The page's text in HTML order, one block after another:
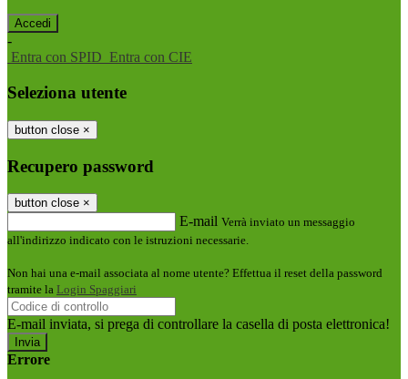
-
Entra con SPID Entra con CIE
Seleziona utente
button close ×
Recupero password
button close ×
E-mail Verrà inviato un messaggio
all'indirizzo indicato con le istruzioni necessarie.
Non hai una e-mail associata al nome utente? Effettua il reset della password
tramite la Login Spaggiari
E-mail inviata, si prega di controllare la casella di posta elettronica!
Errore